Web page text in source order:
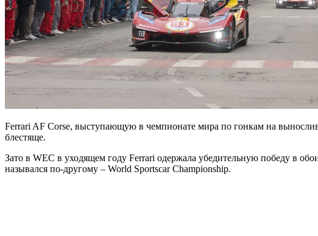
Ferrari AF Corse, выступающую в чемпионате мира по гонкам на
блестяще.
Зато в WEC в уходящем году Ferrari одержала убедительную победу в
назывался по-другому – World Sportscar Championship.